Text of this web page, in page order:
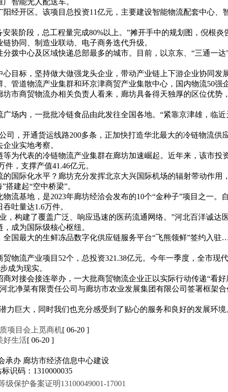
智能无人配送车。
经开区。该项目总投资11亿元，主要建设智能物流配套中心
装阶段，总工程量完成80%以上。”摊开手中的规划图，倪根
协同、制造业联动、电子商务迭代升级。
拨中心及区域快递总部最多的城市。目前，以京东、“三通一
目标，坚持做大做强龙头企业，带动产业链上下游企业协同
管道物流产业集群和环京津商贸产业集散中心，国内物流50强
市商贸物流办相关负责人看来，廊坊具备得天独厚的区位优
场内，一批批冷链食品由此发往全国各地。“紧靠京津雄，临
司，开通货运线路200多条，正加快打造华北最大的冷链物流
业实地考察。
为代表的冷链物流产业集群在廊坊加速崛起。近年来，该市投
，支撑产值41.46亿元。
国际化水平？廊坊充分发挥北京大兴国际机场的辐射带动作
建起“空中桥梁”。
流基地，是2023年廊坊经洽会发布的10个“金种子”项目之一
吐量达1.6万件。
，构建了覆盖广泛、响应迅速的医药流通网络。”河北百洋诚
成为国际级核心枢纽。
国最大的生鲜冻品数字化供应链服务平台“飞熊领鲜”签约入
物流产业项目52个，总投资321.38亿元。今年一季度，全市现
成为现实。
对接会接连举办，一大批商贸物流企业正以实际行动传递“看好
北净菜有限责任公司与廊坊市农业发展集团有限公司签署框架
力巨大，同时我们也充分感受到了贴心的服务和良好的发展环
项目会上觅商机[ 06-20 ]
好生活[ 06-20 ]
承办 廊坊市经济信息中心建设
识码：1310000035
级保护备案证明13100049001-17001